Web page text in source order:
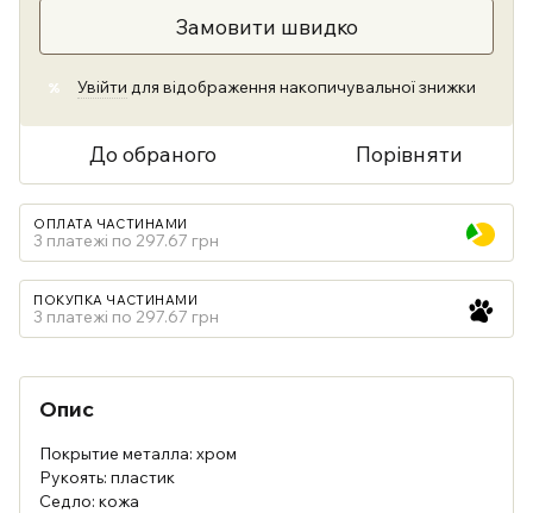
Замовити швидко
% Увійти для відображення накопичувальної знижки
До обраного Порівняти
ОПЛАТА ЧАСТИНАМИ
3 платежі по 297.67 грн
ПОКУПКА ЧАСТИНАМИ
3 платежі по 297.67 грн
Опис
Покрытие металла: хром
Рукоять: пластик
Седло: кожа